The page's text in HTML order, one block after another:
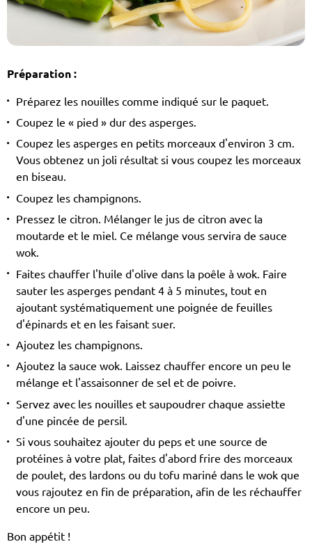
Préparation :
Préparez les nouilles comme indiqué sur le paquet.
Coupez le « pied » dur des asperges.
Coupez les asperges en petits morceaux d'environ 3 cm.
Vous obtenez un joli résultat si vous coupez les morceaux
en biseau.
Coupez les champignons.
Pressez le citron. Mélanger le jus de citron avec la
moutarde et le miel. Ce mélange vous servira de sauce
wok.
Faites chauffer l'huile d'olive dans la poêle à wok. Faire
sauter les asperges pendant 4 à 5 minutes, tout en
ajoutant systématiquement une poignée de feuilles
d'épinards et en les faisant suer.
Ajoutez les champignons.
Ajoutez la sauce wok. Laissez chauffer encore un peu le
mélange et l'assaisonner de sel et de poivre.
Servez avec les nouilles et saupoudrer chaque assiette
d'une pincée de persil.
Si vous souhaitez ajouter du peps et une source de
protéines à votre plat, faites d'abord frire des morceaux
de poulet, des lardons ou du tofu mariné dans le wok que
vous rajoutez en fin de préparation, afin de les réchauffer
encore un peu.
Bon appétit !